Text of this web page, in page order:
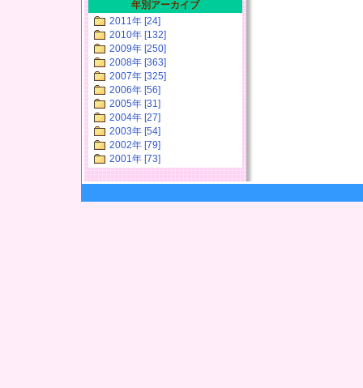
年別アーカイブ
2011年 [24]
2010年 [132]
2009年 [250]
2008年 [363]
2007年 [325]
2006年 [56]
2005年 [31]
2004年 [27]
2003年 [54]
2002年 [79]
2001年 [73]